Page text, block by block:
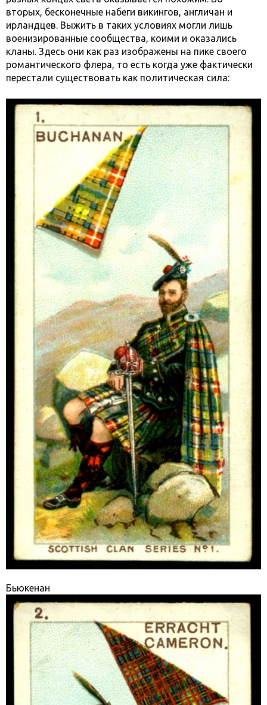
вторых, бесконечные набеги викингов, англичан и
ирландцев. Выжить в таких условиях могли лишь
военизированные сообщества, коими и оказались
кланы. Здесь они как раз изображены на пике своего
романтического флера, то есть когда уже фактически
перестали существовать как политическая сила:
Бьюкенан